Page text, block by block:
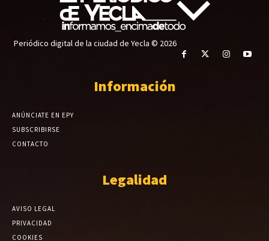
Periódico digital de la ciudad de Yecla © 2026
Información
ANÚNCIATE EN EPY
SUBSCRIBIRSE
CONTACTO
Legalidad
AVISO LEGAL
PRIVACIDAD
COOKIES